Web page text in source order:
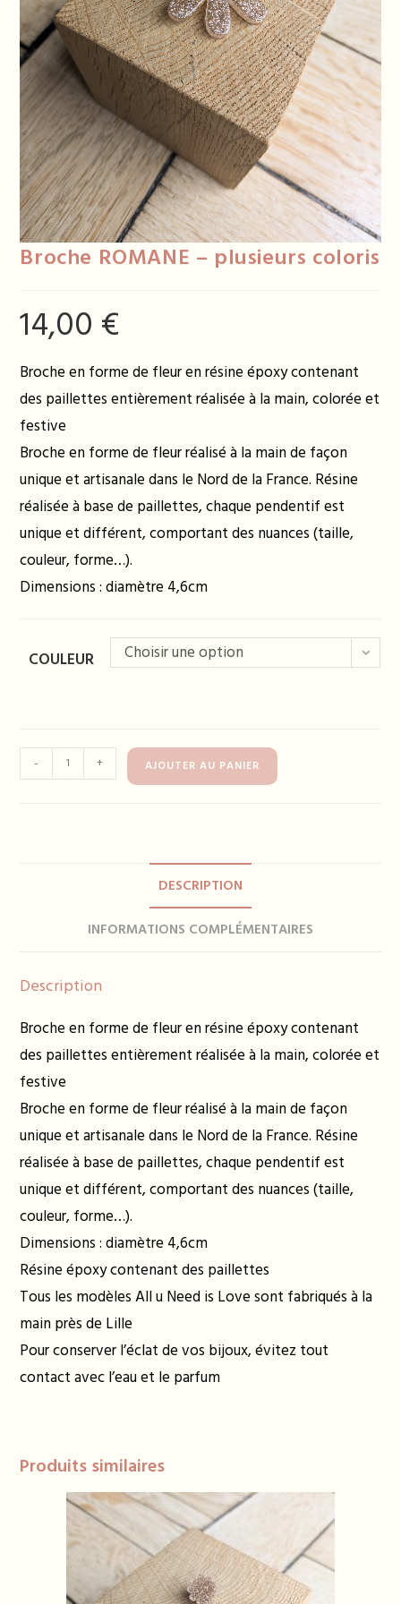
Broche ROMANE – plusieurs coloris
14,00 €
Broche en forme de fleur en résine époxy contenant
des paillettes entièrement réalisée à la main, colorée et
festive
Broche en forme de fleur réalisé à la main de façon
unique et artisanale dans le Nord de la France. Résine
réalisée à base de paillettes, chaque pendentif est
unique et différent, comportant des nuances (taille,
couleur, forme…).
Dimensions : diamètre 4,6cm
COULEUR Choisir une option
de
- + AJOUTER AU PANIER
DESCRIPTION
INFORMATIONS COMPLÉMENTAIRES
Description
Broche en forme de fleur en résine époxy contenant
des paillettes entièrement réalisée à la main, colorée et
festive
Broche en forme de fleur réalisé à la main de façon
unique et artisanale dans le Nord de la France. Résine
réalisée à base de paillettes, chaque pendentif est
unique et différent, comportant des nuances (taille,
couleur, forme…).
Dimensions : diamètre 4,6cm
Résine époxy contenant des paillettes
Tous les modèles All u Need is Love sont fabriqués à la
main près de Lille
Pour conserver l’éclat de vos bijoux, évitez tout
contact avec l’eau et le parfum
Produits similaires